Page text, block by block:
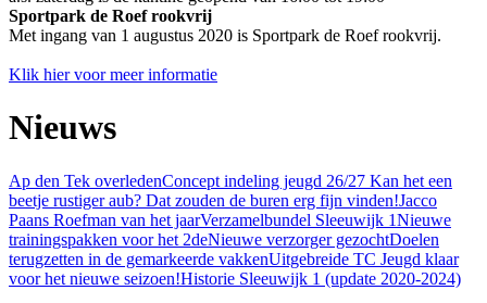
Sportpark de Roefrookvrij
Met ingang van 1 augustus 2020 is Sportpark de Roef rookvrij.
Klik hier voor meer informatie
Nieuws
Ap den Tek overledenConcept indeling jeugd 26/27 Kan het een
beetje rustiger aub? Dat zouden de buren erg fijn vinden!Jacco
Paans Roefman van het jaarVerzamelbundel Sleeuwijk 1Nieuwe
trainingspakken voor het 2deNieuwe verzorger gezochtDoelen
terugzetten in de gemarkeerde vakkenUitgebreide TC Jeugd klaar
voor het nieuwe seizoen!Historie Sleeuwijk 1 (update 2020-2024)